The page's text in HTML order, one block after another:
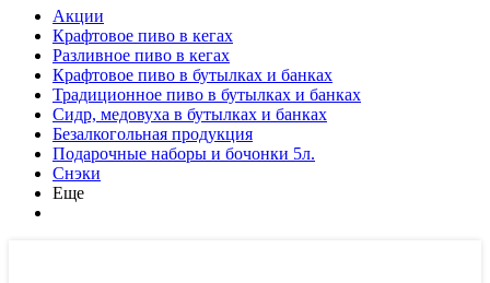
Акции
Крафтовое пиво в кегах
Разливное пиво в кегах
Крафтовое пиво в бутылках и банках
Традиционное пиво в бутылках и банках
Сидр, медовуха в бутылках и банках
Безалкогольная продукция
Подарочные наборы и бочонки 5л.
Снэки
Еще